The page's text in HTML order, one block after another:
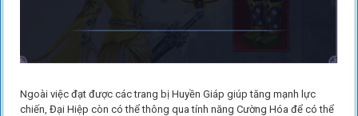
Ngoài việc đạt được các trang bị Huyền Giáp giúp tăng mạnh lực
chiến, Đại Hiệp còn có thể thông qua tính năng Cường Hóa để có thể